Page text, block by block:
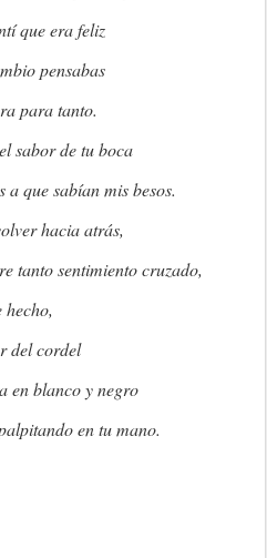
que era feliz
pensabas
para tanto.
sabor de tu boca
a que sabían mis besos.
hacia atrás,
tanto sentimiento cruzado,
hecho,
del cordel
en blanco y negro
en tu mano.